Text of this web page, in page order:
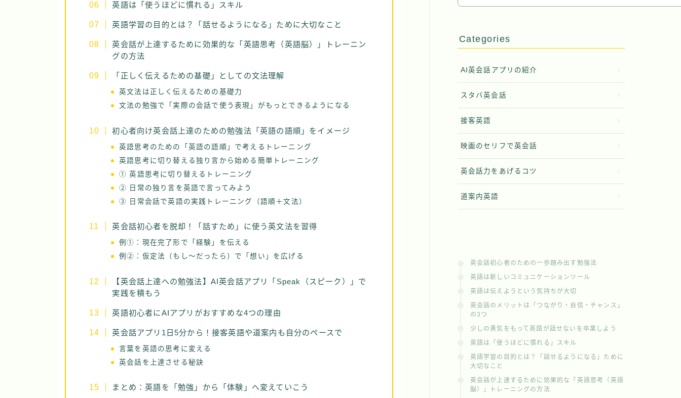
英語は「使うほどに慣れる」スキル
英語学習の目的とは？「話せるようになる」ために大切なこと
英会話が上達するために効果的な「英語思考（英語脳）」トレーニン
グの方法
「正しく伝えるための基礎」としての文法理解
英文法は正しく伝えるための基礎力
文法の勉強で「実際の会話で使う表現」がもっとできるようになる
初心者向け英会話上達のための勉強法「英語の語順」をイメージ
英語思考のための「英語の語順」で考えるトレーニング
英語思考に切り替える独り言から始める簡単トレーニング
① 英語思考に切り替えるトレーニング
② 日常の独り言を英語で言ってみよう
③ 日常会話で英語の実践トレーニング（語順＋文法）
英会話初心者を脱却！「話すため」に使う英文法を習得
例①：現在完了形で「経験」を伝える
例②：仮定法（もし〜だったら）で「想い」を広げる
【英会話上達への勉強法】AI英会話アプリ「Speak（スピーク）」で
実践を積もう
英語初心者にAIアプリがおすすめな4つの理由
英会話アプリ1日5分から！接客英語や道案内も自分のペースで
言葉を英語の思考に変える
英会話を上達させる秘訣
まとめ：英語を「勉強」から「体験」へ変えていこう
Categories
AI英会話アプリの紹介
スタバ英会話
接客英語
映画のセリフで英会話
英会話力をあげるコツ
道案内英語
英会話初心者のための一歩踏み出す勉強法
英語は新しいコミュニケーションツール
英語は伝えようという気持ちが大切
英会話のメリットは「つながり・自信・チャンス」
の3つ
少しの勇気をもって英語が話せないを卒業しよう
英語は「使うほどに慣れる」スキル
英語学習の目的とは？「話せるようになる」ために
大切なこと
英会話が上達するために効果的な「英語思考（英語
脳）」トレーニングの方法